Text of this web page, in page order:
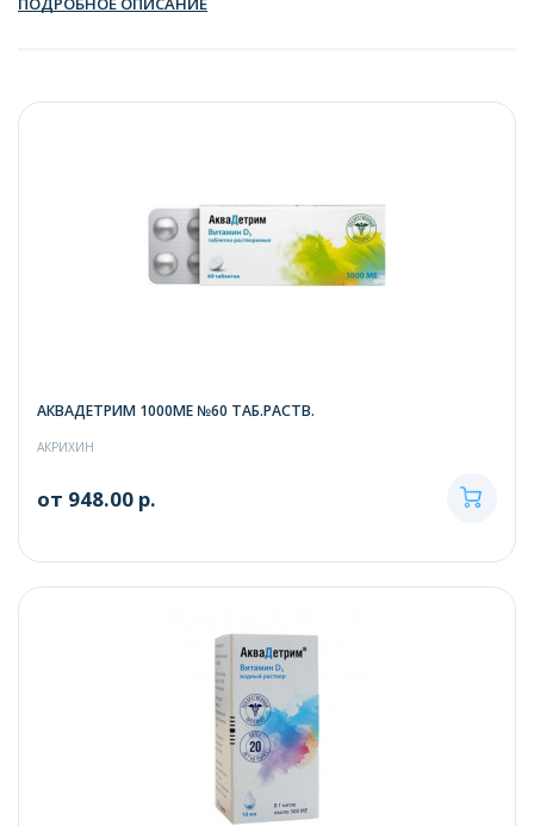
АКВАДЕТРИМ 1000МЕ №60 ТАБ.РАСТВ.
АКРИХИН
от 948.00 р.